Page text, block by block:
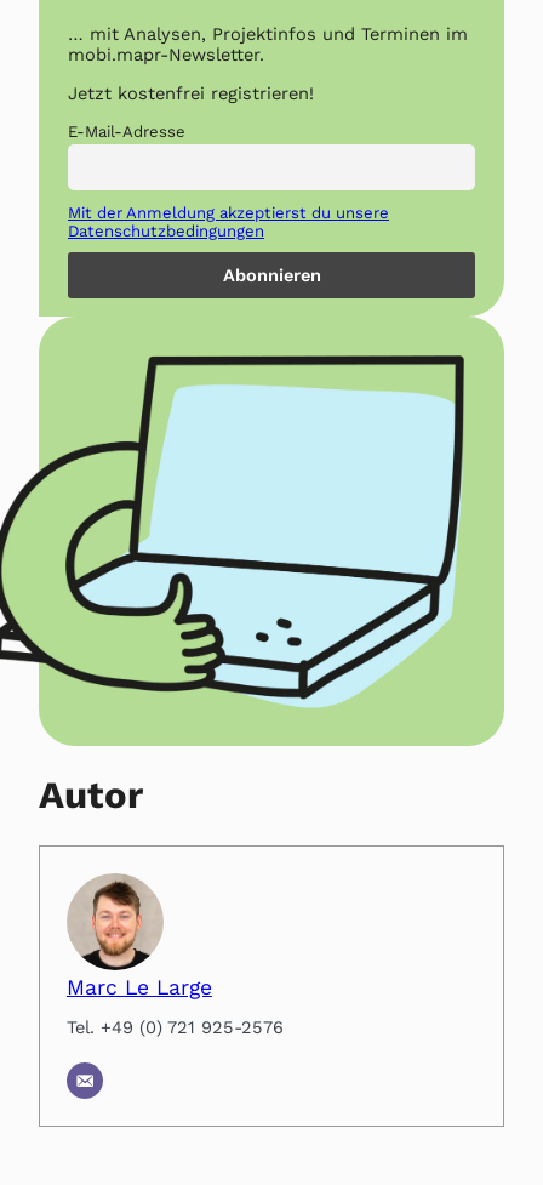
… mit Analysen, Projektinfos und Terminen im
mobi.mapr-Newsletter.
Jetzt kostenfrei registrieren!
E-Mail-Adresse
Mit der Anmeldung akzeptierst du unsere
Datenschutzbedingungen
Autor
Marc Le Large
Tel. +49 (0) 721 925-2576